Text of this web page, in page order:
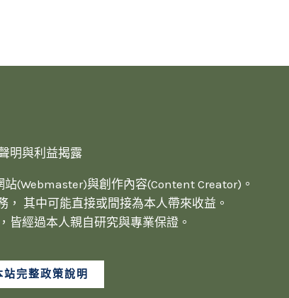
明與利益揭露
(Webmaster)與創作內容(Content Creator)。
其中可能直接或間接為本人帶來收益。
皆經過本人親自研究與專業保證。
站完整政策說明